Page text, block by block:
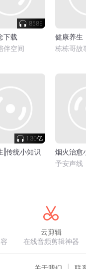
8589
下载
伴空间
健康养生
栋栋哥故
1.30亿
‖传统小知识
烟火治愈
予安声线
云剪辑
在线音频剪辑神器